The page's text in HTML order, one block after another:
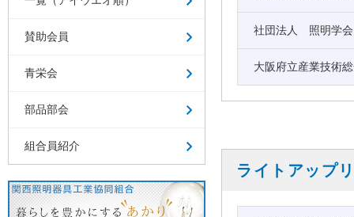
社団法人 照明学会
大阪府立産業技術
ライトアップ
賛助会員
青栄会
部品部会
組合員紹介